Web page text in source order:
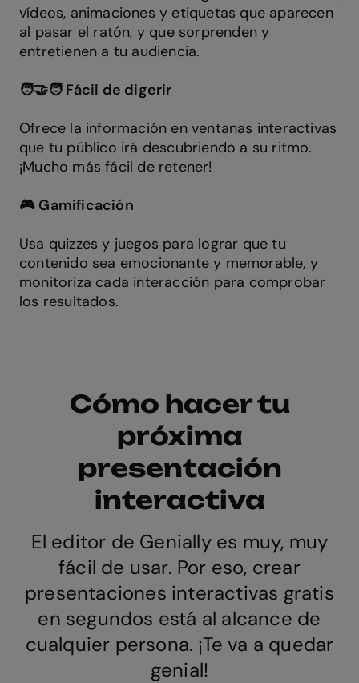
vídeos, animaciones y etiquetas que aparecen
al pasar el ratón, y que sorprenden y
entretienen a tu audiencia.
🧑‍🤝‍🧑 Fácil de digerir
Ofrece la información en ventanas interactivas
que tu público irá descubriendo a su ritmo.
¡Mucho más fácil de retener!
🎮 Gamificación
Usa quizzes y juegos para lograr que tu
contenido sea emocionante y memorable, y
monitoriza cada interacción para comprobar
los resultados.
Cómo hacer tu
próxima
presentación
interactiva
El editor de Genially es muy, muy
fácil de usar. Por eso, crear
presentaciones interactivas gratis
en segundos está al alcance de
cualquier persona. ¡Te va a quedar
genial!